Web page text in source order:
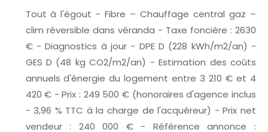
Tout à l'égout - Fibre – Chauffage central gaz –
clim réversible dans véranda - Taxe foncière : 2630
€ - Diagnostics à jour - DPE D (228 kWh/m2/an) -
GES D (48 kg CO2/m2/an) - Estimation des coûts
annuels d'énergie du logement entre 3 210 € et 4
420 € - Prix : 249 500 € (honoraires d'agence inclus
- 3,96 % TTC à la charge de l'acquéreur) - Prix net
vendeur : 240 000 € - Référence annonce :